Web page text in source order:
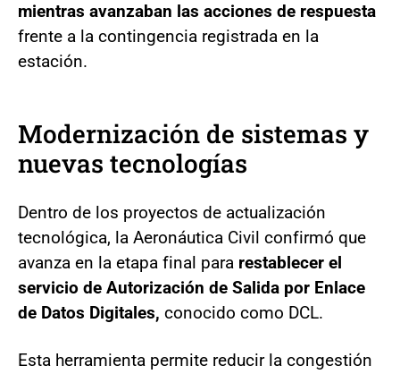
mientras avanzaban las acciones de respuesta
frente a la contingencia registrada en la
estación.
Modernización de sistemas y
nuevas tecnologías
Dentro de los proyectos de actualización
tecnológica, la Aeronáutica Civil confirmó que
avanza en la etapa final para restablecer el
servicio de Autorización de Salida por Enlace
de Datos Digitales, conocido como DCL.
Esta herramienta permite reducir la congestión